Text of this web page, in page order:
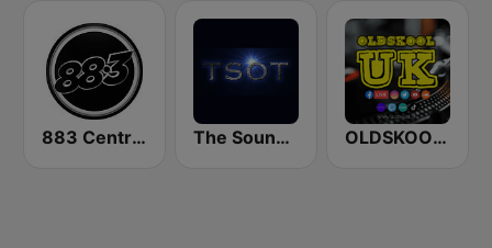
883 Centreforce radio The Sound Of Trance OLDSKOOL UK